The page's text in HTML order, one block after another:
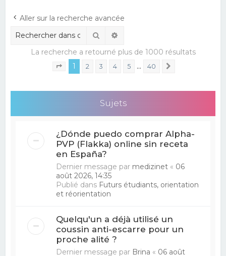
Aller sur la recherche avancée
Rechercher
La recherche a retourné plus de 1000 résultats
Page sur 40
1 2 3 4 5 … 40
Sujets
¿Dónde puedo comprar Alpha-
PVP (Flakka) online sin receta
en España?
Dernier message par medizinet « 06
août 2026, 14:35
Publié dans Futurs étudiants, orientation
et réorientation
Quelqu'un a déjà utilisé un
coussin anti-escarre pour un
proche alité ?
Dernier message par Brina « 06 août